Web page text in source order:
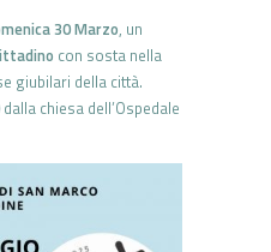
30 Marzo, un
con sosta nella
giubilari della città.
dalla chiesa dell’Ospedale